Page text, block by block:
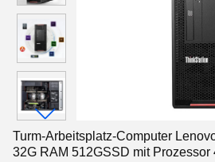
Turm-Arbeitsplatz-Computer
32G RAM 512GSSD mit Prozessor